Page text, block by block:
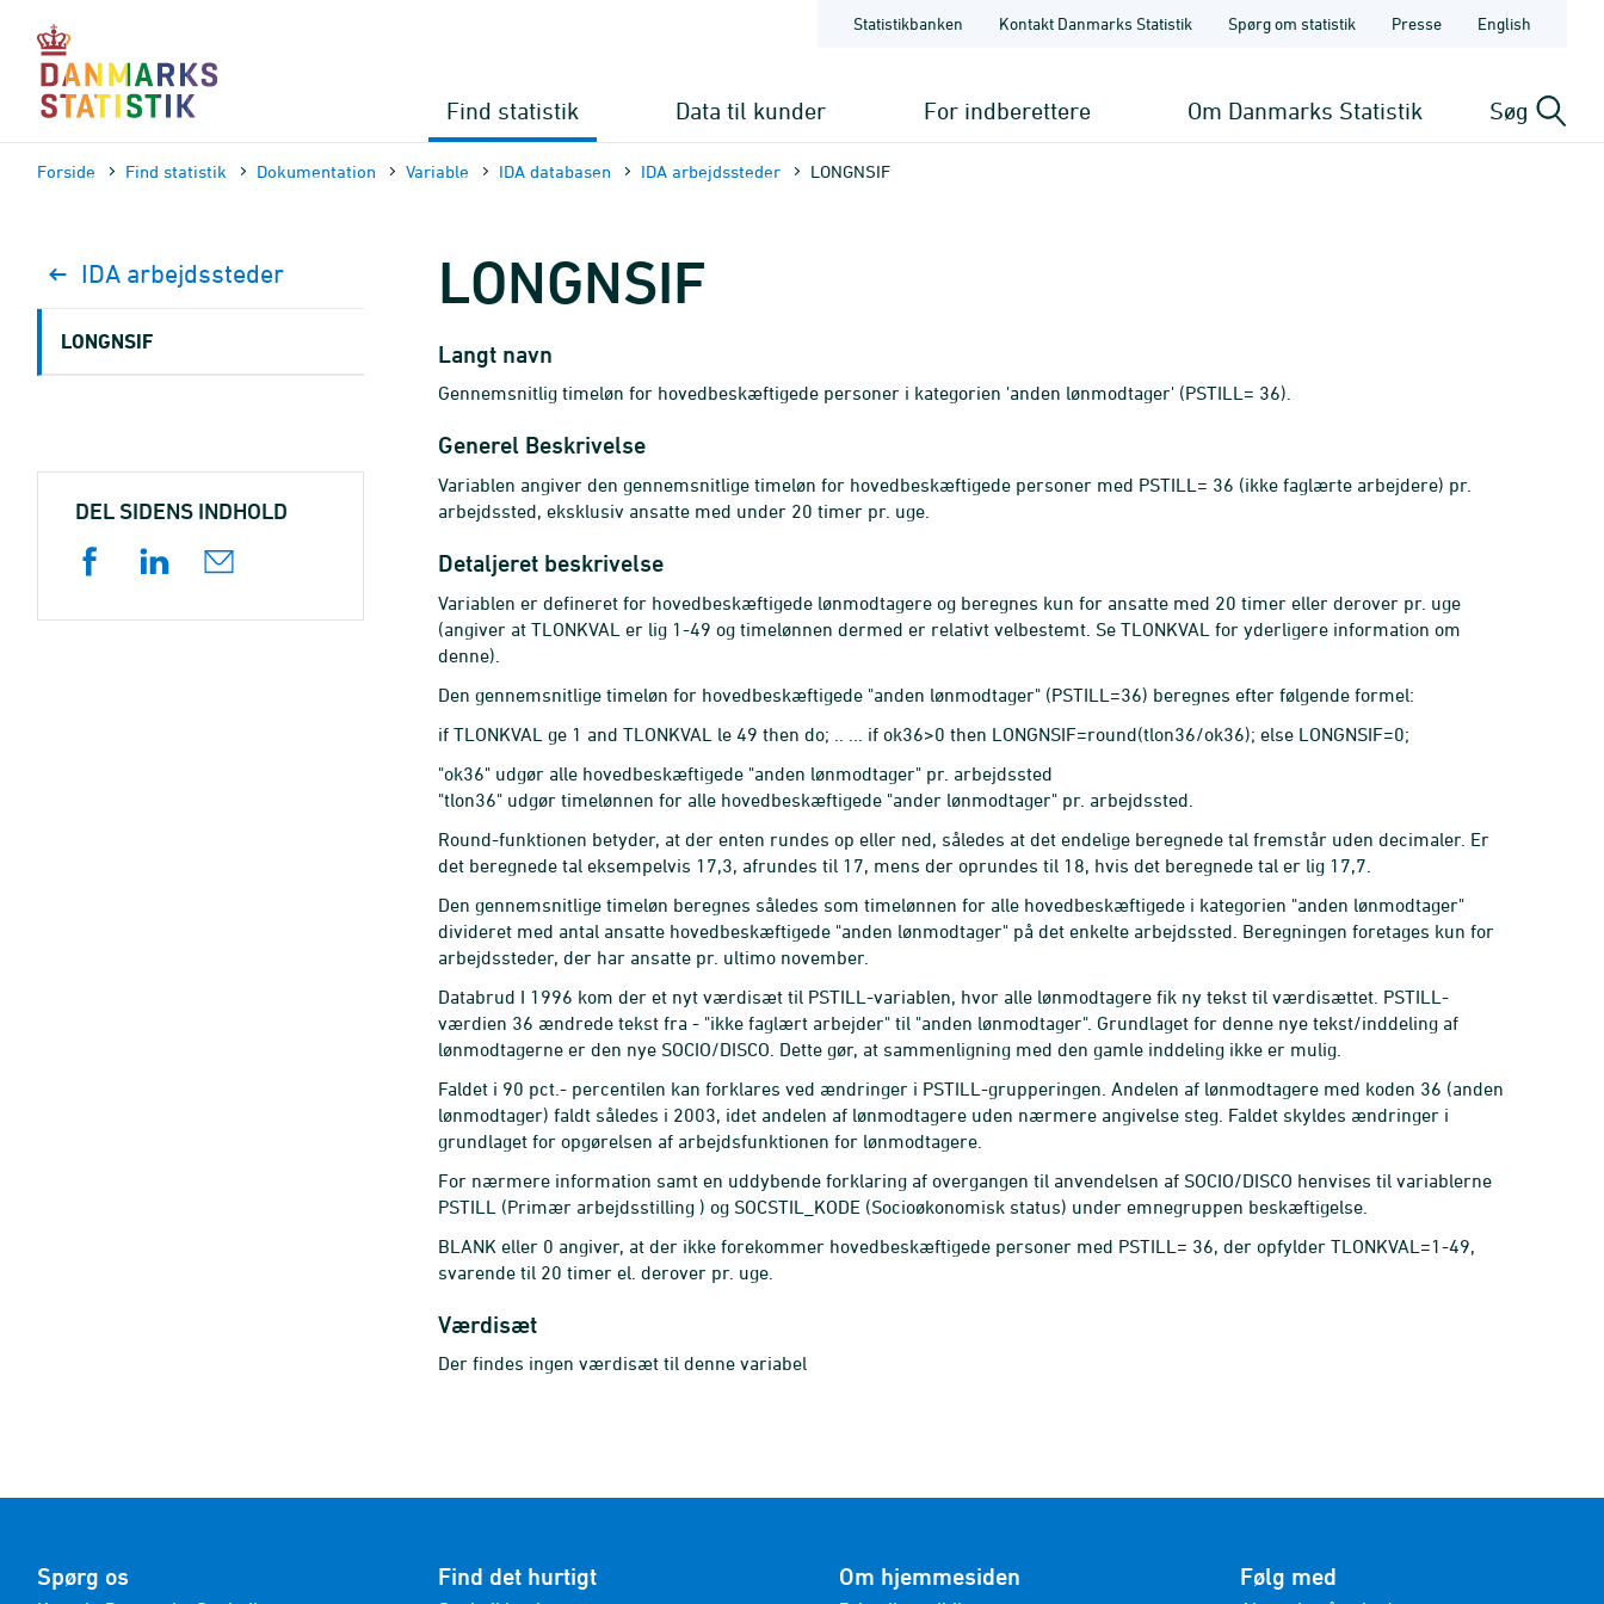
sidens
indhold
Statistikbanken Kontakt Danmarks Statistik Spørg om statistik Presse English
Find statistik Data til kunder For indberettere Om Danmarks Statistik Søg
Forside Find statistik Dokumen­tation Variable IDA databasen IDA arbejdssteder LONGNSIF
LONGNSIF
Langt navn
Gennemsnitlig timeløn for hovedbeskæftigede personer i kategorien 'anden lønmodtager' (PSTILL= 36).
Generel Beskrivelse
Variablen angiver den gennemsnitlige timeløn for hovedbeskæftigede personer med PSTILL= 36 (ikke faglærte arbejdere) pr.
arbejdssted, eksklusiv ansatte med under 20 timer pr. uge.
Detaljeret beskrivelse
Variablen er defineret for hovedbeskæftigede lønmodtagere og beregnes kun for ansatte med 20 timer eller derover pr. uge
(angiver at TLONKVAL er lig 1-49 og timelønnen dermed er relativt velbestemt. Se TLONKVAL for yderligere information om
denne).
Den gennemsnitlige timeløn for hovedbeskæftigede "anden lønmodtager" (PSTILL=36) beregnes efter følgende formel:
if TLONKVAL ge 1 and TLONKVAL le 49 then do; .. ... if ok36>0 then LONGNSIF=round(tlon36/ok36); else LONGNSIF=0;
"ok36" udgør alle hovedbeskæftigede "anden lønmodtager" pr. arbejdssted
"tlon36" udgør timelønnen for alle hovedbeskæftigede "ander lønmodtager" pr. arbejdssted.
Round-funktionen betyder, at der enten rundes op eller ned, således at det endelige beregnede tal fremstår uden decimaler. Er
det beregnede tal eksempelvis 17,3, afrundes til 17, mens der oprundes til 18, hvis det beregnede tal er lig 17,7.
Den gennemsnitlige timeløn beregnes således som timelønnen for alle hovedbeskæftigede i kategorien "anden lønmodtager"
divideret med antal ansatte hovedbeskæftigede "anden lønmodtager" på det enkelte arbejdssted. Beregningen foretages kun for
arbejdssteder, der har ansatte pr. ultimo november.
Databrud I 1996 kom der et nyt værdisæt til PSTILL-variablen, hvor alle lønmodtagere fik ny tekst til værdisættet. PSTILL-
værdien 36 ændrede tekst fra - "ikke faglært arbejder" til "anden lønmodtager". Grundlaget for denne nye tekst/inddeling af
lønmodtagerne er den nye SOCIO/DISCO. Dette gør, at sammenligning med den gamle inddeling ikke er mulig.
Faldet i 90 pct.- percentilen kan forklares ved ændringer i PSTILL-grupperingen. Andelen af lønmodtagere med koden 36 (anden
lønmodtager) faldt således i 2003, idet andelen af lønmodtagere uden nærmere angivelse steg. Faldet skyldes ændringer i
grundlaget for opgørelsen af arbejdsfunktionen for lønmodtagere.
For nærmere information samt en uddybende forklaring af overgangen til anvendelsen af SOCIO/DISCO henvises til variablerne
PSTILL (Primær arbejdsstilling ) og SOCSTIL_KODE (Socioøkonomisk status) under emnegruppen beskæftigelse.
BLANK eller 0 angiver, at der ikke forekommer hovedbeskæftigede personer med PSTILL= 36, der opfylder TLONKVAL=1-49,
svarende til 20 timer el. derover pr. uge.
Værdisæt
Der findes ingen værdisæt til denne variabel
IDA arbejdssteder
LONGNSIF
DEL SIDENS INDHOLD
Spørg os Find det hurtigt Om hjemmesiden Følg med